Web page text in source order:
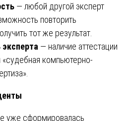
— любой другой эксперт
повторить
тот же результат.
— наличие аттестации
«судебная компьютерно-
уже сформировалась